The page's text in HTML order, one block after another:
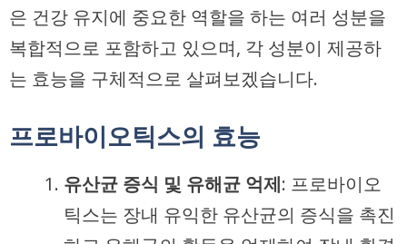
은 건강 유지에 중요한 역할을 하는 여러 성분을
복합적으로 포함하고 있으며, 각 성분이 제공하
는 효능을 구체적으로 살펴보겠습니다.
프로바이오틱스의 효능
유산균 증식 및 유해균 억제: 프로바이오
틱스는 장내 유익한 유산균의 증식을 촉진